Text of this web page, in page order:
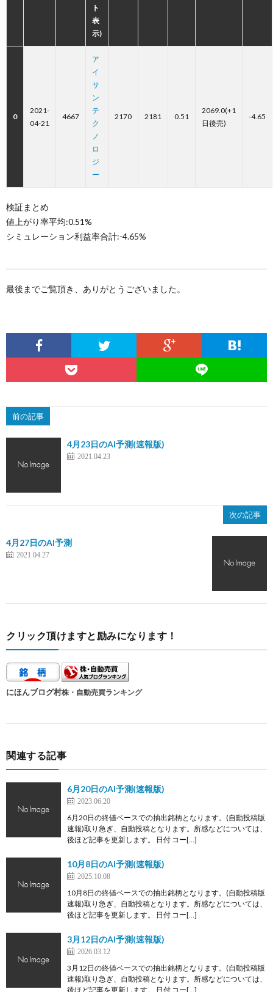
ト
表
示)
0
2021-
04-21
4667
ア
イ
サ
ン
テ
ク
ノ
ロ
ジ
ー
2170 2181 0.51
2069.0(+1
日後売)
-4.65
検証まとめ
値上がり率平均:0.51%
シミュレーション利益率合計:-4.65%
最後までご覧頂き、ありがとうございました。
前の記事
4月23日のAI予測(速報版)
2021.04.23
次の記事
4月27日のAI予測
2021.04.27
クリック頂けますと励みになります！
にほんブログ村株・自動売買ランキング
関連する記事
6月20日のAI予測(速報版)
2023.06.20
6月20日の終値ベースでの抽出銘柄となります。(自動投稿版
速報)取り急ぎ、自動投稿となります。所感などについては、
後ほど記事を更新します。 日付 コー[…]
10月8日のAI予測(速報版)
2025.10.08
10月8日の終値ベースでの抽出銘柄となります。(自動投稿版
速報)取り急ぎ、自動投稿となります。所感などについては、
後ほど記事を更新します。 日付 コー[…]
3月12日のAI予測(速報版)
2026.03.12
3月12日の終値ベースでの抽出銘柄となります。(自動投稿版
速報)取り急ぎ、自動投稿となります。所感などについては、
後ほど記事を更新します。 日付 コー[…]